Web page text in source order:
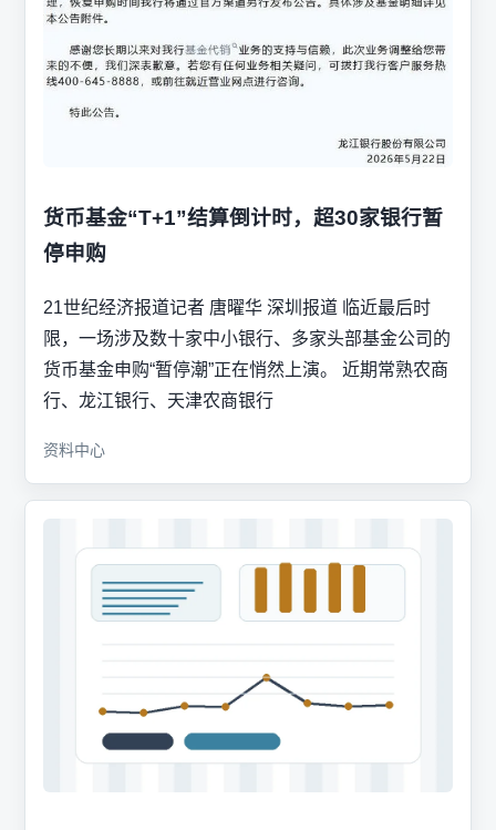
货币基金“T+1”结算倒计时，超30家银行暂
停申购
21世纪经济报道记者 唐曜华 深圳报道 临近最后时
限，一场涉及数十家中小银行、多家头部基金公司的
货币基金申购“暂停潮”正在悄然上演。 近期常熟农商
行、龙江银行、天津农商银行
资料中心